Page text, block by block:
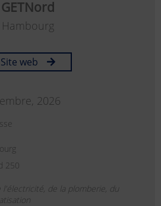
GETNord
Hambourg
Site web
2026
250
l'électricité, de la plomberie, du